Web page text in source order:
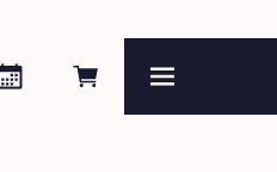
Réserver en ligne
Agenda